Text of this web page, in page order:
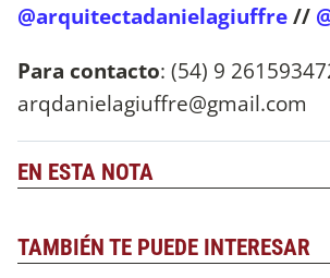
@arquitectadanielagiuffre//
Para contacto: (54) 9
arqdanielagiuffre@gmail.com
EN ESTA NOTA
TAMBIÉN TE PUEDE INTERESAR